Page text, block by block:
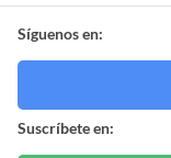
Síguenos en:
Suscríbete en: